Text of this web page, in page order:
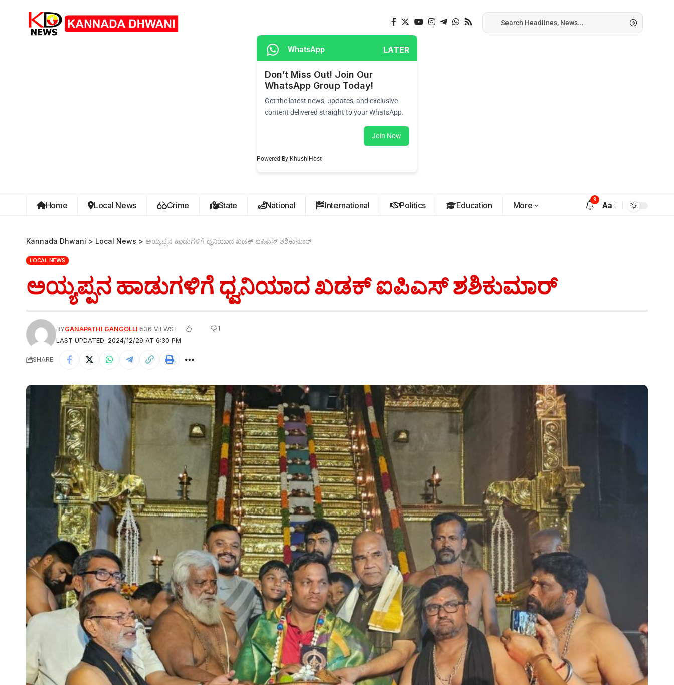
Home Local News Crime State National International Politics Education More
9
Aa
Kannada Dhwani > Local News > ಅಯ್ಯಪ್ಪನ ಹಾಡುಗಳಿಗೆ ಧ್ವನಿಯಾದ ಖಡಕ್ ಐಪಿಎಸ್ ಶಶಿಕುಮಾರ್
LOCAL NEWS
ಅಯ್ಯಪ್ಪನ ಹಾಡುಗಳಿಗೆ ಧ್ವನಿಯಾದ ಖಡಕ್ ಐಪಿಎಸ್ ಶಶಿಕುಮಾರ್
LAST UPDATED: 2024/12/29 AT 6:30 PM
BYGANAPATHI GANGOLLI 536 VIEWS 1
SHARE
WhatsApp LATER
Don’t Miss Out! Join Our
WhatsApp Group Today!
Get the latest news, updates, and exclusive
content delivered straight to your WhatsApp.
Join Now
Powered By KhushiHost